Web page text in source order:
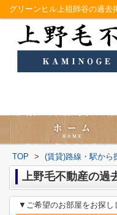
グリーンヒル上祖師谷の過去
TOP > (賃貸)路線・駅から
上野毛不動産の過
▼ご希望のお部屋をお探し